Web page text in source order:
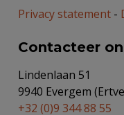
Privacy statement -
Contacteer
Lindenlaan 51
9940 Evergem
+32 (0)9 344 88 55